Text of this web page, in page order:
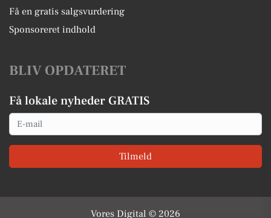
Få en gratis salgsvurdering
Sponsoreret indhold
BLIV OPDATERET
Få lokale nyheder GRATIS
Email
Tilmeld
Vores Digital © 2026